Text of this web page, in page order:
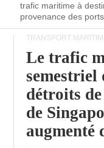
trafic maritime à
provenance des
TRANSPORT
Le trafic
semestriel
détroits
de
augmenté